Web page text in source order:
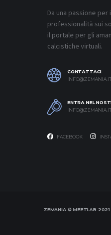
Da una passione
professionalità sui
il portale per gli
calcistiche virtuali.
CONTATTACI
INFO@ZEMANIA.IT
ENTRA NEL
INFO@ZEMANIA.IT
FACEBOOK
ZEMANIA © MEETLAB 2021